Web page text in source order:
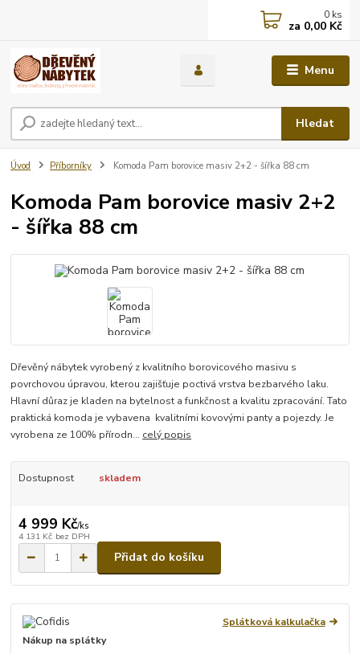
Menu
Hledat
0 ks
za 0,00 Kč
Úvod Příborníky Komoda Pam borovice masiv 2+2 - šířka 88 cm
Komoda Pam borovice masiv 2+2
- šířka 88 cm
Dřevěný nábytek vyrobený z kvalitního borovicového masivu s
povrchovou úpravou, kterou zajišťuje poctivá vrstva bezbarvého laku.
Hlavní důraz je kladen na bytelnost a funkčnost a kvalitu zpracování. Tato
praktická komoda je vybavena kvalitními kovovými panty a pojezdy. Je
vyrobena ze 100% přírodn... celý popis
Dostupnost skladem
4 999 Kč/ks
4 131 Kč bez DPH
Přidat do košíku
Splátková kalkulačka
Nákup na splátky